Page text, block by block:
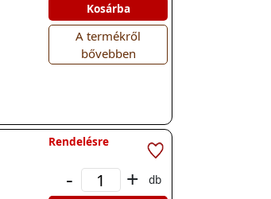
Kosárba
A termékről
bővebben
Rendelésre
- +
db